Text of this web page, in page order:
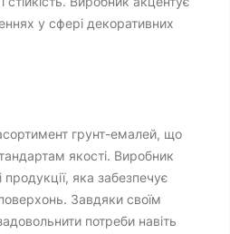
у сфері декоративних
грунт-емалей, що
якості. Виробник
яка забезпечує
Завдяки своїм
потреби навіть